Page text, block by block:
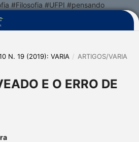
#Filosofia #UFPI #pensando
N. 19 (2019): VARIA / ARTIGOS/VARIA
E O ERRO DE